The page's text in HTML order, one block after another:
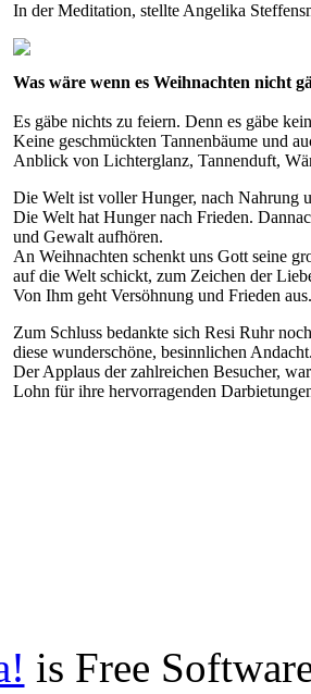
In der Meditation, stellte Angelika
Was wäre wenn es Weihnachten nicht
Es gäbe nichts zu feiern. Denn es gäbe
Keine geschmückten Tannenbäume und
Anblick von Lichterglanz, Tannenduft,
Die Welt ist voller Hunger, nach Nahrung
Die Welt hat Hunger nach Frieden.
und Gewalt aufhören.
An Weihnachten schenkt uns Gott seine
auf die Welt schickt, zum Zeichen der
Von Ihm geht Versöhnung und Frieden aus.
Zum Schluss bedankte sich Resi Ruhr
diese wunderschöne, besinnlichen
Der Applaus der zahlreichen Besucher,
Lohn für ihre hervorragenden
is Free